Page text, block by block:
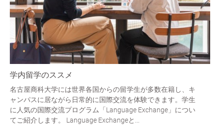
学内留学のススメ
名古屋商科大学には世界各国からの留学生が多数在籍し、キ
ャンパスに居ながら日常的に国際交流を体験できます。学生
に人気の国際交流プログラム「Language Exchange」につい
てご紹介します。 Language Exchangeと...